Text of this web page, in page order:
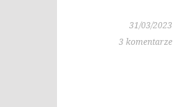
31/03/2023
3 komentarze